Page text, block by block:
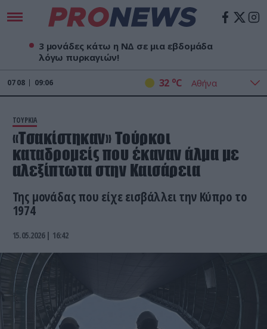
3 μονάδες κάτω η ΝΔ σε μια εβδομάδα
λόγω πυρκαγιών!
07 08 09:06 32 oC
ΤΟΥΡΚΙΑ
«Τσακίστηκαν» Τούρκοι
καταδρομείς που έκαναν άλμα με
αλεξίπτωτα στην Καισάρεια
Της μονάδας που είχε εισβάλλει την Κύπρο το
1974
15.05.2026 | 16:42